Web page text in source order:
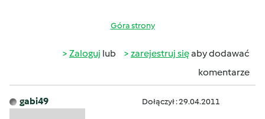
Góra strony
Zaloguj lub zarejestruj sięaby dodawać
komentarze
gabi49 Dołączył : 29.04.2011